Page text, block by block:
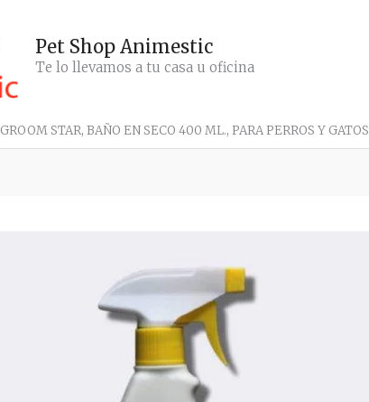
Pet Shop Animestic
Te lo llevamos a tu casa u oficina
GROOM STAR, BAÑO EN SECO 400 ML., PARA PERROS Y GATOS